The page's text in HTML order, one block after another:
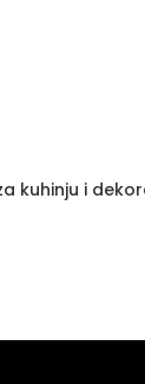
kuhinju i